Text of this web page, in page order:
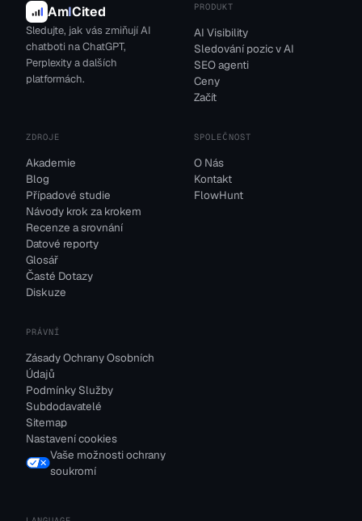
AmICited
Sledujte, jak vás zmiňují AI
chatboti na ChatGPT,
Perplexity a dalších
platformách.
PRODUKT
AI Visibility
Sledování pozic v AI
SEO agenti
Ceny
Začít
ZDROJE
Akademie
Blog
Případové studie
Návody krok za krokem
Recenze a srovnání
Datové reporty
Glosář
Časté Dotazy
Diskuze
SPOLEČNOST
O Nás
Kontakt
FlowHunt
PRÁVNÍ
Zásady Ochrany Osobních
Údajů
Podmínky Služby
Subdodavatelé
Sitemap
Nastavení cookies
Vaše možnosti ochrany
soukromí